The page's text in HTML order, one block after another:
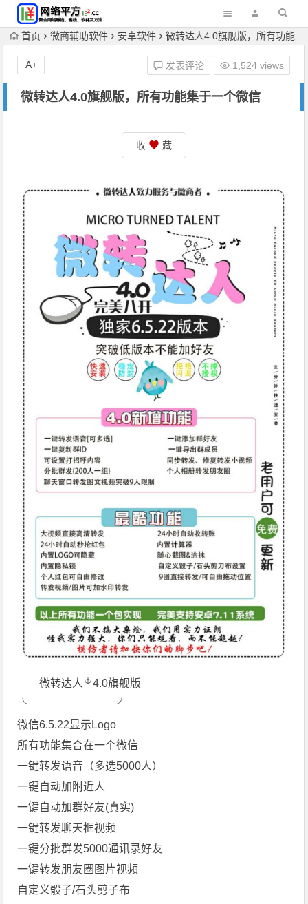
首页 微商辅助软件 安卓软件 微转达人4.0旗舰版，所有功能集于一个微信
微转达人4.0旗舰版，所有功能集于一个微信
发表评论 1,524 views
A+
收 藏
微转达人
4.0旗舰版 ️
╰┈┈┈┈┈┈┈┈​╯
微信6.5.22显示Logo
所有功能集合在一个微信
一键转发语音（多选5000人）
一键自动加附近人
一键自动加群好友(真实)
一键转发聊天框视频
一键分批群发5000通讯录好友
一键转发朋友圈图片视频
自定义骰子/石头剪子布